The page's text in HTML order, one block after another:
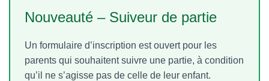
Nouveauté – Suiveur de partie
Un formulaire d’inscription est ouvert pour les
parents qui souhaitent suivre une partie, à condition
qu’il ne s’agisse pas de celle de leur enfant.